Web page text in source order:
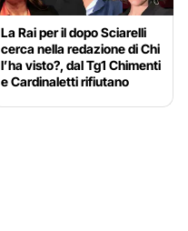
La Rai per il dopo Sciarelli
cerca nella redazione di Chi
l’ha visto?, dal Tg1 Chimenti
e Cardinaletti rifiutano